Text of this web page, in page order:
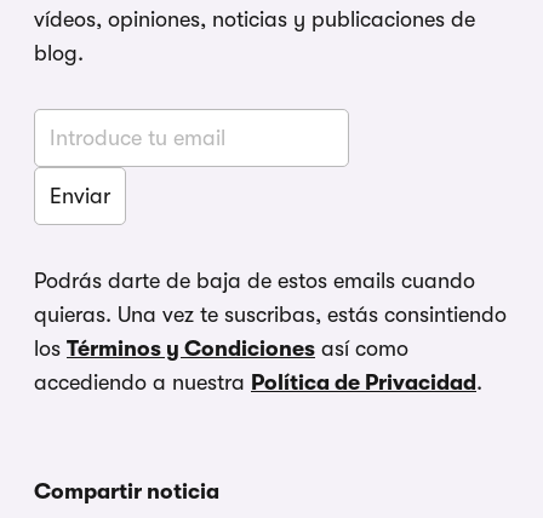
vídeos, opiniones, noticias y publicaciones de
blog.
Podrás darte de baja de estos emails cuando
quieras. Una vez te suscribas, estás consintiendo
los Términos y Condiciones así como
accediendo a nuestra Política de Privacidad .
Compartir noticia